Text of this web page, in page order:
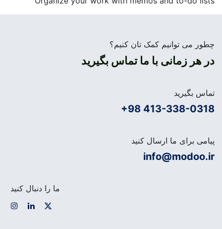
چطور می توانیم کمک تان کنیم؟
در هر زمانی با ما تماس بگیرید
تماس بگیرید
+98 413-338-0318
پیامی برای ما ارسال کنید
info@modoo.ir
ما را دنبال کنید